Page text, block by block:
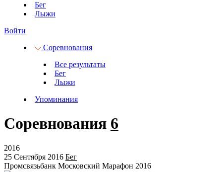
Бег
Лыжи
Войти
Соревнования
Все результаты
Бег
Лыжи
Упоминания
Соревнования 6
2016
25 Сентября 2016 Бег
Промсвязьбанк Московский Марафон 2016